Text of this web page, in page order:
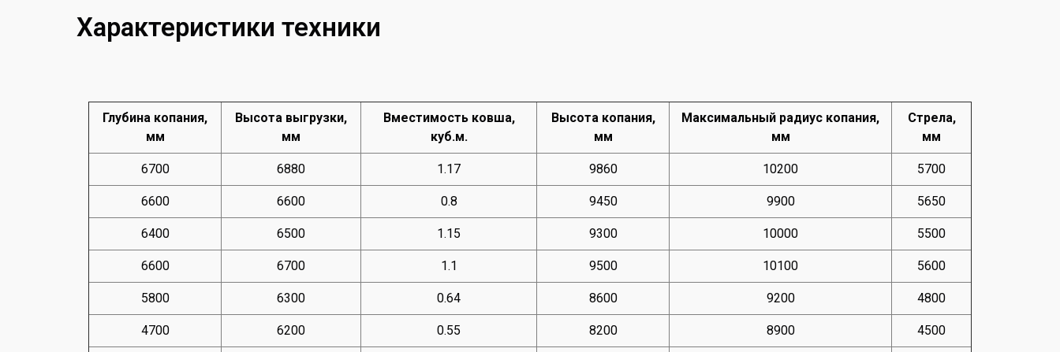
Характеристики техники
Глубина копания,
мм
Высота выгрузки,
мм
Вместимость ковша,
куб.м.
Высота копания,
мм
Максимальный радиус копания,
мм
Стрела,
мм
6700 6880 1.17 9860 10200 5700
6600 6600 0.8 9450 9900 5650
6400 6500 1.15 9300 10000 5500
6600 6700 1.1 9500 10100 5600
5800 6300 0.64 8600 9200 4800
4700 6200 0.55 8200 8900 4500